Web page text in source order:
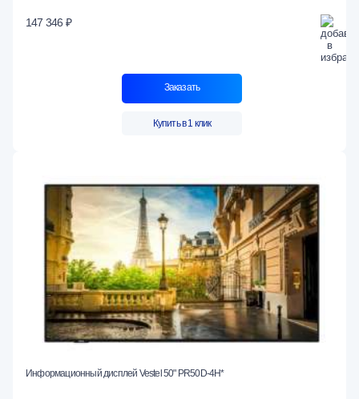
147 346 ₽
Заказать
Купить в 1 клик
Информационный дисплей Vestel 50" PR50D-4H*